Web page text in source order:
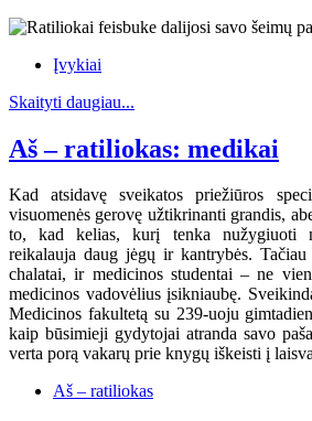
Įvykiai
Skaityti daugiau...
Aš – ratiliokas: medikai
Kad atsidavę sveikatos priežiūros
visuomenės gerovę užtikrinanti grandis,
to, kad kelias, kurį tenka nužygiuoti
reikalauja daug jėgų ir kantrybės.
chalatai, ir medicinos studentai – ne
medicinos vadovėlius įsikniaubę.
Medicinos fakultetą su 239-uoju
kaip būsimieji gydytojai atranda savo
verta porą vakarų prie knygų iškeisti į
Aš – ratiliokas